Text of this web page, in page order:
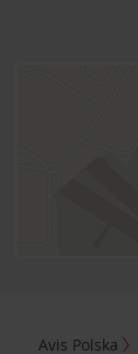
Avis Polska